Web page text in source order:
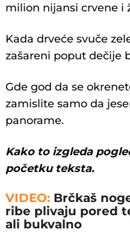
milion nijansi crvene i
Kada drveće svuče
zašareni poput dečije
Gde god da se
zamislite samo da
panorame.
Kako to izgleda
početku teksta.
VIDEO: Brčkaš
ribe plivaju pored
ali bukvalno